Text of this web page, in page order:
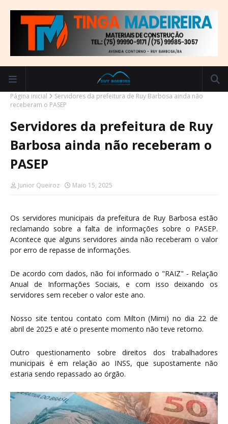
Página inicial
Servidores da prefeitura de Ruy Barbosa ainda não
receberam o PASEP
Servidores da prefeitura de Ruy
Barbosa ainda não receberam o
PASEP
Junior Queiroz Maio 15, 2025
Os servidores municipais da prefeitura de Ruy Barbosa estão
reclamando sobre a falta de informações sobre o PASEP.
Acontece que alguns servidores ainda não receberam o valor
por erro de repasse de informações.
De acordo com dados, não foi informado o "RAIZ" - Relação
Anual de Informações Sociais, e com isso deixando os
servidores sem receber o valor este ano.
Nosso site tentou contato com Milton (Mimi) no dia 22 de
abril de 2025 e até o presente momento não teve retorno.
Outro questionamento sobre direitos dos trabalhadores
municipais é em relação ao INSS, que supostamente não
estaria sendo repassado ao órgão.